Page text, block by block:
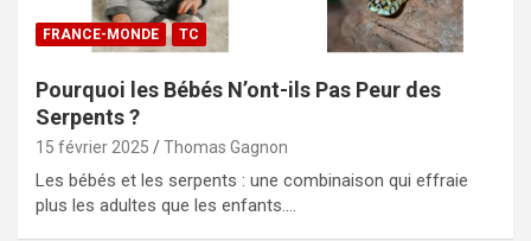
FRANCE-MONDE TC
Pourquoi les Bébés N’ont-ils Pas Peur des
Serpents ?
15 février 2025 Thomas Gagnon
Les bébés et les serpents : une combinaison qui effraie
plus les adultes que les enfants.…